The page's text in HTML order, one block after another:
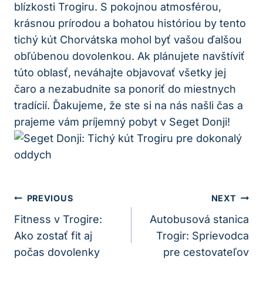
blízkosti Trogiru. S pokojnou atmosférou,
krásnou prírodou a bohatou históriou by tento
tichý kút Chorvátska mohol byť vašou ďalšou
obľúbenou dovolenkou. Ak plánujete navštíviť
túto oblasť, neváhajte objavovať všetky jej
čaro a nezabudnite sa ponoriť do miestnych
tradícií. Ďakujeme, že ste si na nás našli čas a
prajeme vám príjemný pobyt v Seget Donji!
Navigácia
V
Článku
PREVIOUS
Fitness v Trogire:
Ako zostať fit aj
počas dovolenky
NEXT
Autobusová stanica
Trogir: Sprievodca
pre cestovateľov